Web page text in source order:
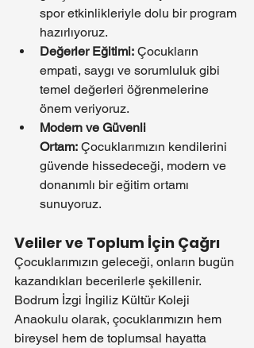
spor etkinlikleriyle dolu bir program
hazırlıyoruz.
Değerler Eğitimi: Çocukların
empati, saygı ve sorumluluk gibi
temel değerleri öğrenmelerine
önem veriyoruz.
Modern ve Güvenli
Ortam: Çocuklarımızın kendilerini
güvende hissedeceği, modern ve
donanımlı bir eğitim ortamı
sunuyoruz.
Veliler ve Toplum İçin Çağrı
Çocuklarımızın geleceği, onların bugün
kazandıkları becerilerle şekillenir.
Bodrum İzgi İngiliz Kültür Koleji
Anaokulu olarak, çocuklarımızın hem
bireysel hem de toplumsal hayatta